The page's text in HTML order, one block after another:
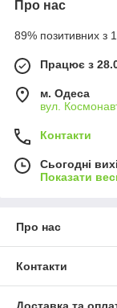
Про нас
89% позитивних з
Працює з
м. Одеса
вул.
Контакти
Сьогодні
Показати
Про нас
Контакти